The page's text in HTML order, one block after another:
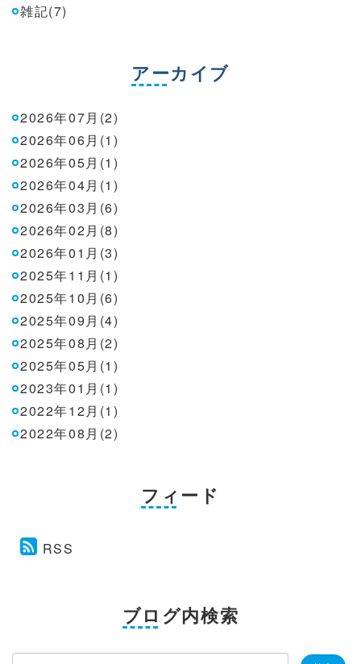
雑記(7)
アーカイブ
2026年07月(2)
2026年06月(1)
2026年05月(1)
2026年04月(1)
2026年03月(6)
2026年02月(8)
2026年01月(3)
2025年11月(1)
2025年10月(6)
2025年09月(4)
2025年08月(2)
2025年05月(1)
2023年01月(1)
2022年12月(1)
2022年08月(2)
フィード
RSS
ブログ内検索